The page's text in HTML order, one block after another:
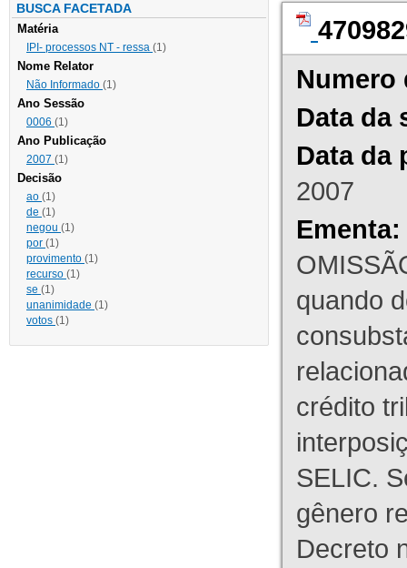
BUSCA FACETADA
Matéria
IPI- processos NT - ressa (1)
Nome Relator
Não Informado (1)
Ano Sessão
0006 (1)
Ano Publicação
2007 (1)
Decisão
ao (1)
de (1)
negou (1)
por (1)
provimento (1)
recurso (1)
se (1)
unanimidade (1)
votos (1)
Numero
Data da
Data da
2007
Ementa:
quando
crédito
SELIC.
gênero
Decreto